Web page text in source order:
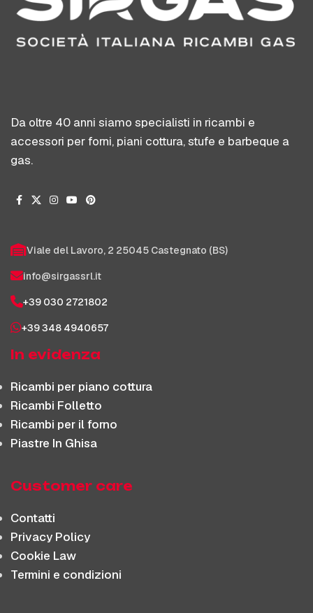
Da oltre 40 anni siamo specialisti in ricambi e
accessori per forni, piani cottura, stufe e barbeque a
gas.
Viale del Lavoro, 2 25045 Castegnato (BS)
info@sirgassrl.it
+39 030 2721802
+39 348 4940657
In evidenza
Ricambi per piano cottura
Ricambi Folletto
Ricambi per il forno
Piastre In Ghisa
Customer care
Contatti
Privacy Policy
Cookie Law
Termini e condizioni